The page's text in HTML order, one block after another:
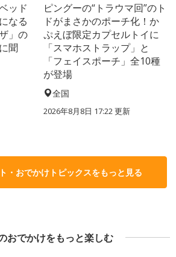
ッド
なる
」の
聞
ピングーの“トラウマ回”のト
ドがまさかのポーチ化！か
ぷえぼ限定カプセルトイに
「スマホストラップ」と
「フェイスポーチ」全10種
が登場
全国
2026年8月8日 17:22更新
・おでかけトピックスをもっと見る
おでかけをもっと楽しむ